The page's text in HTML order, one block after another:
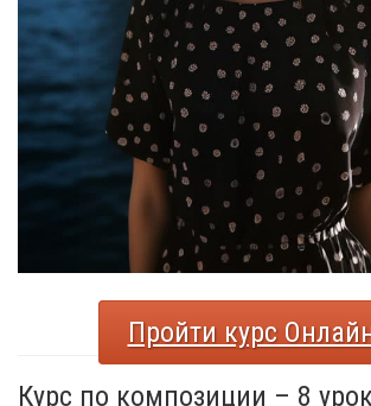
Пройти курс
Курс по композиции – 8